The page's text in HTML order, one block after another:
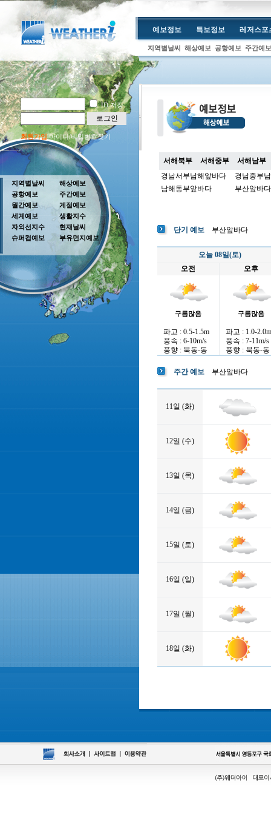
ID 저장
로그인
회원가입아이디/비밀번호찾기
예보정보 특보정보 레저스포
지역별날씨 해상예보 공항예보 주간예보
지역별날씨
공항예보
월간예보
세계예보
자외선지수
슈퍼컴예보
해상예보
주간예보
계절예보
생활지수
현재날씨
부유먼지예보
서해북부 서해중부
서해남부
경남서부남해앞바다
경남중부
남해동부앞바다
부산앞바다
단기 예보 부산앞바다
오늘 08일(토)
오전
오후
구름많음 구름많음
파고 : 0.5-1.5m
풍속 : 6-10m/s
풍향 : 북동-동
파고 : 1.0-2.0m
풍속 : 7-11m/s
풍향 : 북동-동
주간 예보 부산앞바다
11일 (화)
12일 (수)
13일 (목)
14일 (금)
15일 (토)
16일 (일)
17일 (월)
18일 (화)